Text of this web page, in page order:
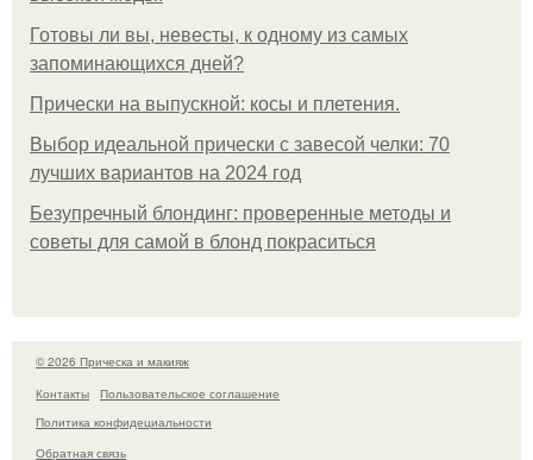
Готовы ли вы, невесты, к одному из самых
запоминающихся дней?
Прически на выпускной: косы и плетения.
Выбор идеальной прически с завесой челки: 70
лучших вариантов на 2024 год
Безупречный блондинг: проверенные методы и
советы для самой в блонд покраситься
© 2026 Прическа и макияж
Контакты
Пользовательское соглашение
Политика конфидециальности
Обратная связь